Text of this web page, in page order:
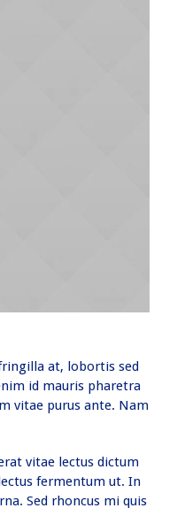
at, lobortis sed
id mauris pharetra
vitae purus ante. Nam
vitae lectus dictum
fermentum ut. In
Sed rhoncus mi quis